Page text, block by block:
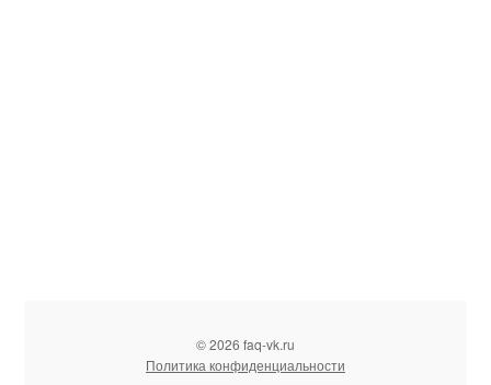
© 2026 faq-vk.ru
Политика конфиденциальности